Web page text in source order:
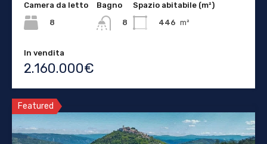
Camera da letto
8
Bagno
8
Spazio abitabile (m²)
446 m²
In vendita
2.160.000€
Featured